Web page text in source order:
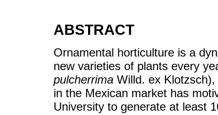
ABSTRACT
Ornamental horticulture is a
new varieties of plants every
pulcherrima Willd. ex
in the Mexican market has
University to generate at least